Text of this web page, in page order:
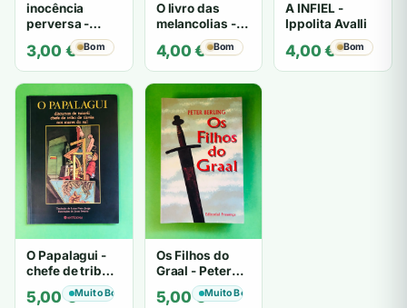
inocência
perversa -
PATRICIA
HIGHSMITH
3,00 € Bom
O livro das
melancolias -
Mantegazza
4,00€ Bom
A INFIEL -
Ippolita Avalli
4,00€ Bom
O Papalagui -
chefe de tribo
de tiavéa
5,00€Muito Bom
Os Filhos do
Graal - Peter
Berling
5,00€Muito Bom